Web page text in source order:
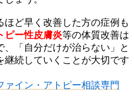
ほど早く改善した方の症例も
ピー性皮膚炎等の体質改善は
、「自分だけが治らない」と
続していくことが大切です
ァイン・アトピー相談専門